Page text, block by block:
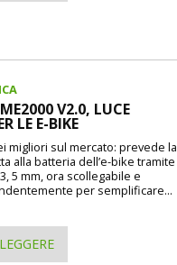
V2.0, LUCE
LE E-BIKE
migliori sul mercato: prevede la
alla batteria dell’e-bike tramite
5 mm, ora scollegabile e
per semplificare...